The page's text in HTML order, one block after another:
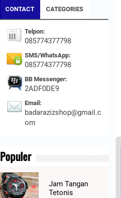
CONTACT CATEGORIES
Telpon:
085774377798
SMS/WhatsApp:
085774377798
BB Messenger:
2ADF0DE9
Email:
badarazizshop@gmail.c
om
Populer
Jam Tangan
Tetonis